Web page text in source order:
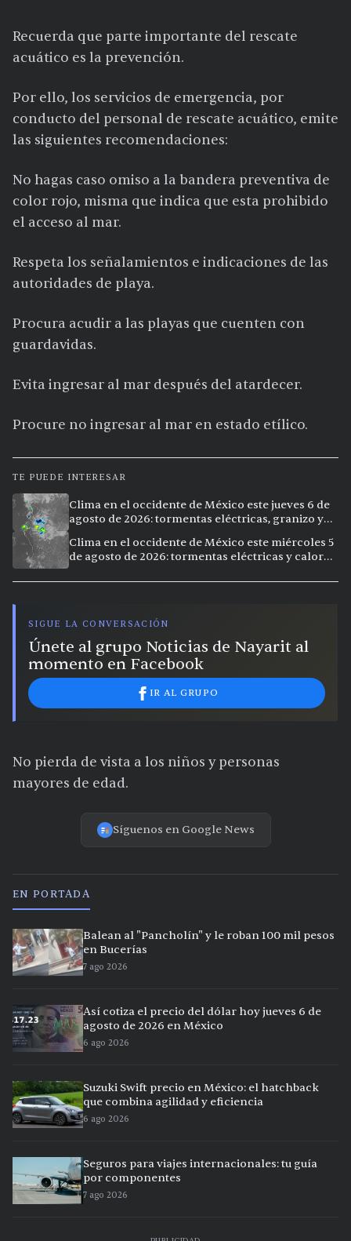
Recuerda que parte importante del rescate
acuático es la prevención.
Por ello, los servicios de emergencia, por
conducto del personal de rescate acuático, emite
las siguientes recomendaciones:
No hagas caso omiso a la bandera preventiva de
color rojo, misma que indica que esta prohibido
el acceso al mar.
Respeta los señalamientos e indicaciones de las
autoridades de playa.
Procura acudir a las playas que cuenten con
guardavidas.
Evita ingresar al mar después del atardecer.
Procure no ingresar al mar en estado etílico.
TE PUEDE INTERESAR
Clima en el occidente de México este jueves 6 de
agosto de 2026: tormentas eléctricas, granizo y
Clima en el occidente de México este miércoles 5
de agosto de 2026: tormentas eléctricas y calor
SIGUE LA CONVERSACIÓN
Únete al grupo Noticias de Nayarit al
momento en Facebook
IR AL GRUPO
No pierda de vista a los niños y personas
mayores de edad.
Síguenos en Google News
EN PORTADA
Balean al "Pancholín" y le roban 100 mil pesos
en Bucerías
7 ago 2026
Así cotiza el precio del dólar hoy jueves 6 de
agosto de 2026 en México
6 ago 2026
Suzuki Swift precio en México: el hatchback
que combina agilidad y eficiencia
6 ago 2026
Seguros para viajes internacionales: tu guía
por componentes
7 ago 2026